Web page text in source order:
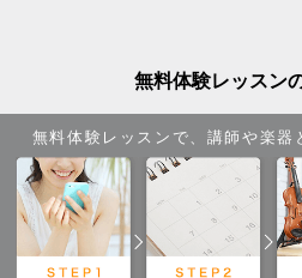
無料体験レッスン
無料体験レッスンで、講師や楽器